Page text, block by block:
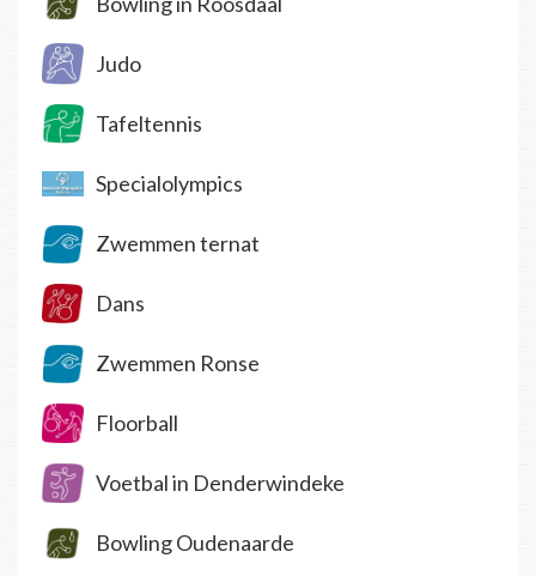
Judo
Tafeltennis
Specialolympics
Zwemmen ternat
Dans
Zwemmen Ronse
Floorball
Voetbal in Denderwindeke
Bowling Oudenaarde